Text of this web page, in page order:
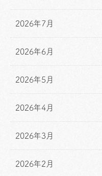
2026年7月
2026年6月
2026年5月
2026年4月
2026年3月
2026年2月